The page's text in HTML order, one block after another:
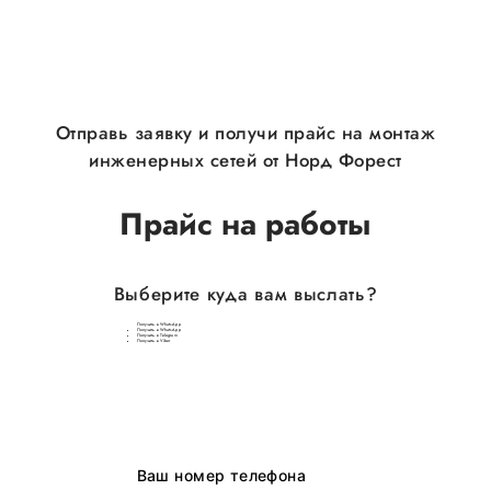
Отправь заявку и получи прайс на монтаж
инженерных сетей от Норд Форест
Прайс на работы
Выберите куда вам выслать?
Получить в WhatsApp
Получить в WhatsApp
Получить в Telegram
Получить в Viber